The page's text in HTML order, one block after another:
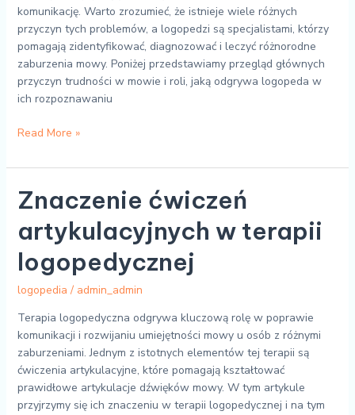
komunikację. Warto zrozumieć, że istnieje wiele różnych
przyczyn tych problemów, a logopedzi są specjalistami, którzy
pomagają zidentyfikować, diagnozować i leczyć różnorodne
zaburzenia mowy. Poniżej przedstawiamy przegląd głównych
przyczyn trudności w mowie i roli, jaką odgrywa logopeda w
ich rozpoznawaniu
Read More »
Znaczenie ćwiczeń
artykulacyjnych w terapii
logopedycznej
logopedia / admin_admin
Terapia logopedyczna odgrywa kluczową rolę w poprawie
komunikacji i rozwijaniu umiejętności mowy u osób z różnymi
zaburzeniami. Jednym z istotnych elementów tej terapii są
ćwiczenia artykulacyjne, które pomagają kształtować
prawidłowe artykulacje dźwięków mowy. W tym artykule
przyjrzymy się ich znaczeniu w terapii logopedycznej i na tym
Znaczenie
ćwiczeń
artykulacyjnych
terapii
logopedycznej